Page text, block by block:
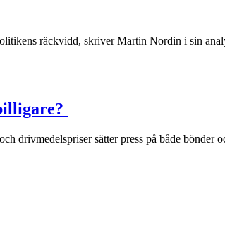
räckvidd, skriver Martin Nordin i sin
drivmedelspriser sätter press på både bönder